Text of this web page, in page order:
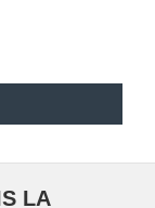
LA